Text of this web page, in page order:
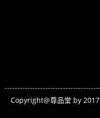
Copyright@尊品堂 by 2017